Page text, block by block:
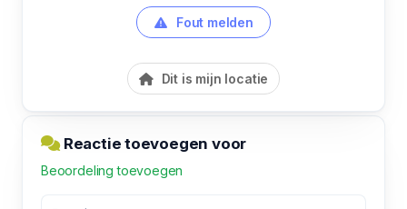
Fout melden
Dit is mijn locatie
Reactie toevoegen voor
Beoordeling toevoegen